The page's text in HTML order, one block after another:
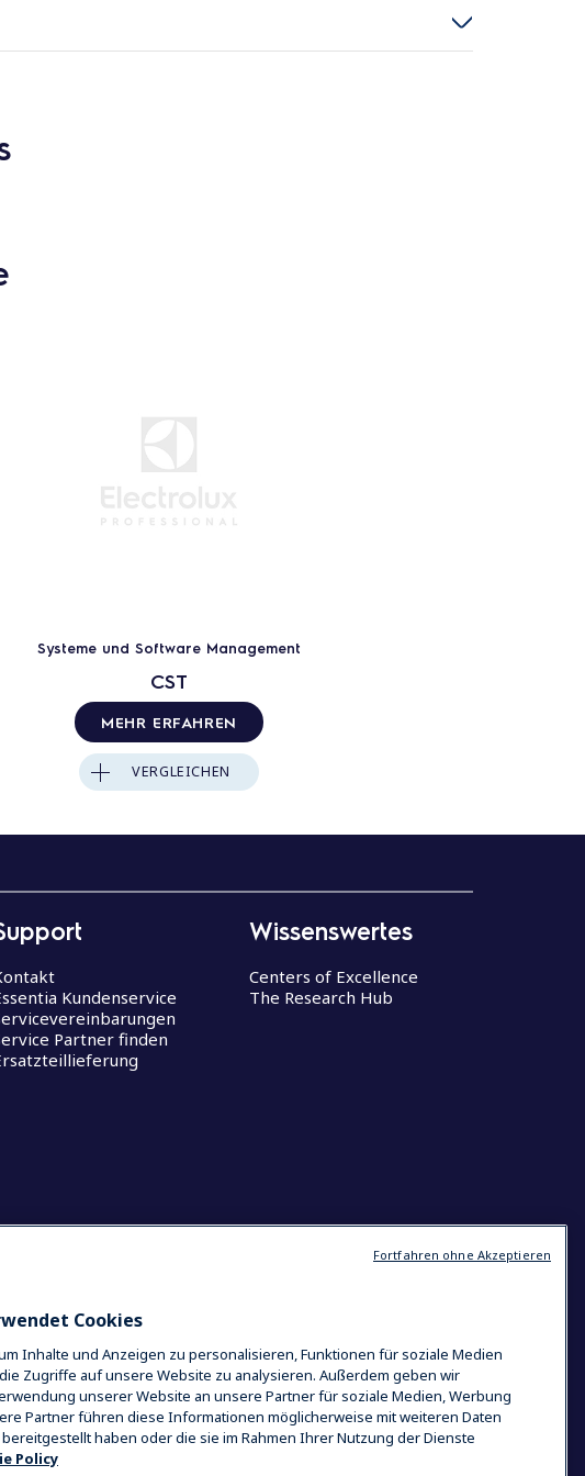
Systeme und Software Management
CST
MEHR ERFAHREN
VERGLEICHEN
Kundenservice
Partner finden
Wissenswertes
Centers of Excellence
The Research Hub
Cookies
Inhalte und Anzeigen zu personalisieren, Funktionen für soziale Medien
Zugriffe auf unsere Website zu analysieren. Außerdem geben wir
unserer Website an unsere Partner für soziale Medien, Werbung
Partner führen diese Informationen möglicherweise mit weiteren Daten
haben oder die sie im Rahmen Ihrer Nutzung der Dienste
Policy
Fortfahren ohne Akzeptieren